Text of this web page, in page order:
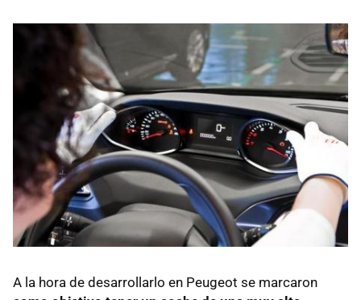
A la hora de desarrollarlo en Peugeot se marcaron